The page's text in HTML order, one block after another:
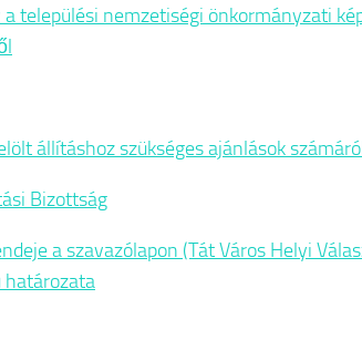
a települési nemzetiségi önkormányzati
állításhoz szükséges ajánlások
Bizottság
a szavazólapon (Tát Város Helyi
határozata